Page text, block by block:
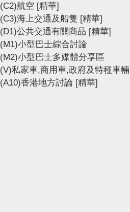
(C2)航空 [精華]
(C3)海上交通及船隻 [精華]
(D1)公共交通有關商品 [精華]
(M1)小型巴士綜合討論
(M2)小型巴士多媒體分享區
(V)私家車,商用車,政府及特種車輛
(A10)香港地方討論 [精華]